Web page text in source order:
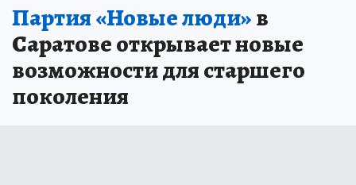
Партия «Новые люди»в
Саратове открывает новые
возможности для старшего
поколения